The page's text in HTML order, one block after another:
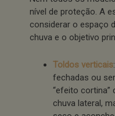
nível de proteção. A
considerar o espaço
chuva e o objetivo
Toldos verticais
fechadas ou
“efeito cortina”
chuva lateral,